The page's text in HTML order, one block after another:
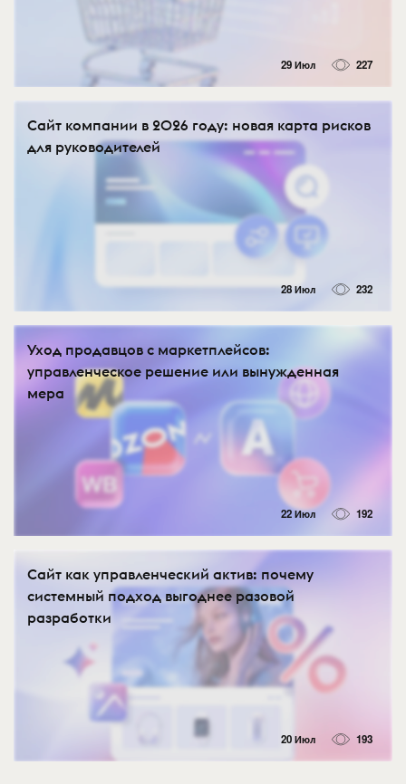
29 Июл 227
Сайт компании в 2026 году: новая карта рисков
для руководителей
28 Июл 232
Уход продавцов с маркетплейсов:
управленческое решение или вынужденная
мера
22 Июл 192
Сайт как управленческий актив: почему
системный подход выгоднее разовой
разработки
20 Июл 193